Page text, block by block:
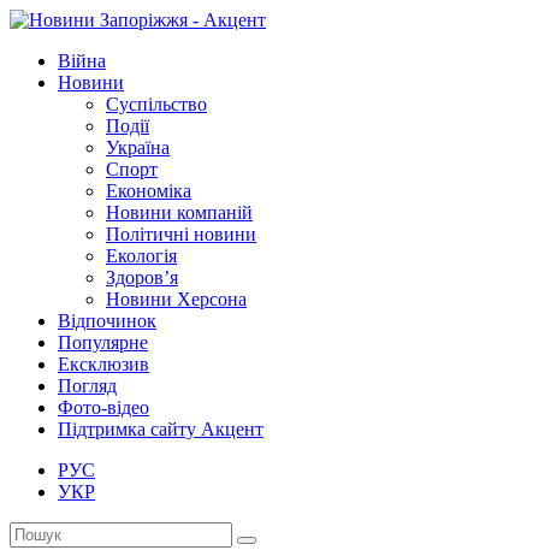
Війна
Новини
Суспільство
Події
Україна
Спорт
Економіка
Новини компаній
Політичні новини
Екологія
Здоров’я
Новини Херсона
Відпочинок
Популярне
Ексклюзив
Погляд
Фото-відео
Підтримка сайту Акцент
РУС
УКР